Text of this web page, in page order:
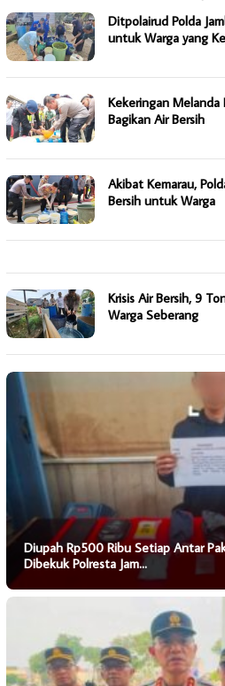
Ditpolairud Polda
untuk Warga yang
Kekeringan Melanda
Bagikan Air Bersih
Akibat Kemarau,
Bersih untuk Warga
Krisis Air Bersih, 9
Warga Seberang
Diupah Rp500 Ribu Setiap Antar
Dibekuk Polresta Jam…